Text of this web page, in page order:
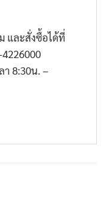
และสั่งซื้อได้ที่
า 8:30น. –